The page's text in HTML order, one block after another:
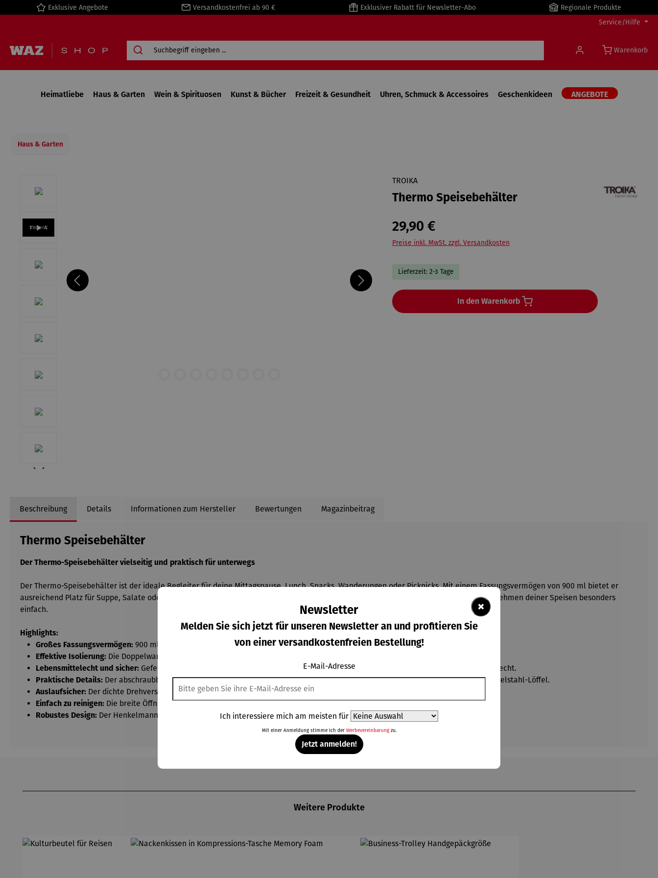
Zur Hauptnavigation springen
Exklusive Angebote Versandkostenfrei ab 90 € Exklusiver Rabatt für Newsletter-Abo
Regionale Produkte
Service/Hilfe
Warenkorb
Heimatliebe Haus & Garten Wein & Spirituosen Kunst & Bücher Freizeit & Gesundheit Uhren, Schmuck & Accessoires Geschenkideen ANGEBOTE
Haus & Garten
TROIKA
Thermo Speisebehälter
29,90 €
Preise inkl. MwSt. zzgl. Versandkosten
Lieferzeit: 2-3 Tage
In den Warenkorb
Beschreibung Details Informationen zum Hersteller Bewertungen Magazinbeitrag
Thermo Speisebehälter
Der Thermo-Speisebehälter vielseitig und praktisch für unterwegs
Der Thermo-Speisebehälter ist der ideale Begleiter für deine Mittagspause, Lunch, Snacks, Wanderungen oder Picknicks. Mit einem Fassungsvermögen von 900 ml bietet er
ausreichend Platz für Suppe, Salate oder andere selbstgekochte Köstlichkeiten. Dank der extra großen Öffnung ist das Befüllen und Entnehmen deiner Speisen besonders
einfach.
Highlights:
Großes Fassungsvermögen: 900 ml (ca. 30 oz) bieten viel Platz für deine Mahlzeiten.
Effektive Isolierung: Die Doppelwand-Isolierung mit Vakuum hält den Inhalt bis zu 8 Stunden warm.
Lebensmittelecht und sicher: Gefertigt aus 201 und 304 Edelstahl, ist der Henkelmann LFGB-geprüft und damit absolut lebensmittelecht.
Praktische Details: Der abschraubbare Deckel dient gleichzeitig als Ess- oder Trinkgefäß und enthält einen zusammenklappbaren Edelstahl-Löffel.
Auslaufsicher: Der dichte Drehverschluss sorgt dafür, dass nichts ausläuft, selbst bei flüssigen Speisen wie Suppen.
Einfach zu reinigen: Die breite Öffnung ermöglicht eine mühelose Befüllung, Entnahme und Reinigung.
Robustes Design: Der Henkelmann besticht durch seine Hammerschlag-Optik und das hochwertige, matte Finish in Grau.
Weitere Produkte
×
Newsletter
Melden Sie sich jetzt für unseren Newsletter an und profitieren Sie
von einer versandkostenfreien Bestellung!
E-Mail-Adresse
Ich interessiere mich am meisten für
Mit einer Anmeldung stimme ich der Werbevereinbarungzu.
Jetzt anmelden!